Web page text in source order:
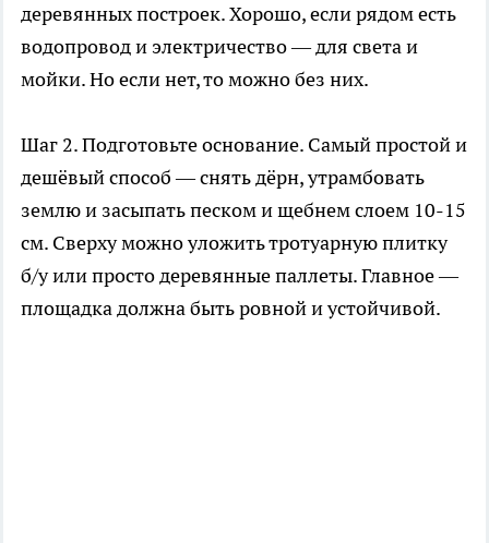
деревянных построек. Хорошо, если рядом есть
водопровод и электричество — для света и
мойки. Но если нет, то можно без них.
Шаг 2. Подготовьте основание. Самый простой и
дешёвый способ — снять дёрн, утрамбовать
землю и засыпать песком и щебнем слоем 10-15
см. Сверху можно уложить тротуарную плитку
б/у или просто деревянные паллеты. Главное —
площадка должна быть ровной и устойчивой.